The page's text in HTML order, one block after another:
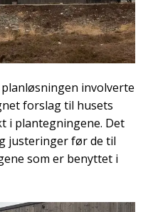
involverte
forslag til husets
i plantegningene. Det
justeringer før de til
som er benyttet i